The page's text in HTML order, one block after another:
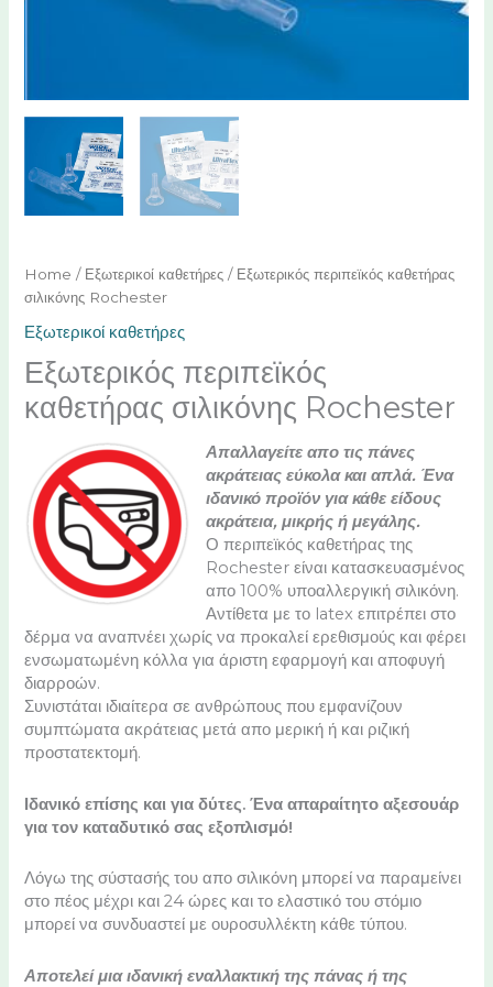
Home / Εξωτερικοί καθετήρες / Εξωτερικός περιπεϊκός καθετήρας
σιλικόνης Rochester
Εξωτερικοί καθετήρες
Εξωτερικός περιπεϊκός
καθετήρας σιλικόνης Rochester
Απαλλαγείτε απο τις πάνες
ακράτειας εύκολα και απλά. Ένα
ιδανικό προϊόν για κάθε είδους
ακράτεια, μικρής ή μεγάλης.
Ο περιπεϊκός καθετήρας της
Rochester είναι κατασκευασμένος
απο 100% υποαλλεργική σιλικόνη.
Αντίθετα με το latex επιτρέπει στο
δέρμα να αναπνέει χωρίς να προκαλεί ερεθισμούς και φέρει
ενσωματωμένη κόλλα για άριστη εφαρμογή και αποφυγή
διαρροών.
Συνιστάται ιδιαίτερα σε ανθρώπους που εμφανίζουν
συμπτώματα ακράτειας μετά απο μερική ή και ριζική
προστατεκτομή.
Ιδανικό επίσης και για δύτες. Ένα απαραίτητο αξεσουάρ
για τον καταδυτικό σας εξοπλισμό!
Λόγω της σύστασής του απο σιλικόνη μπορεί να παραμείνει
στο πέος μέχρι και 24 ώρες και το ελαστικό του στόμιο
μπορεί να συνδυαστεί με ουροσυλλέκτη κάθε τύπου.
Αποτελεί μια ιδανική εναλλακτική της πάνας ή της